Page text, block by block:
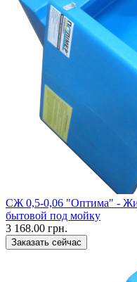
СЖ 0,5-0,06 "Оптима" -
бытовой под мойку
3 168.00 грн.
Заказать сейчас